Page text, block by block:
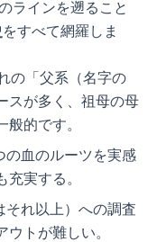
ラインを遡ること
をすべて網羅しま
の「父系（名字の
スが多く、祖母の母
的です。
の血のルーツを実感
実する。
それ以上）への調査
トが難しい。